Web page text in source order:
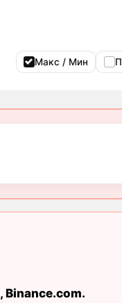
Макс / Мин
, Binance.com.